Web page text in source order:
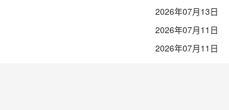
2026年07月13日
2026年07月11日
2026年07月11日